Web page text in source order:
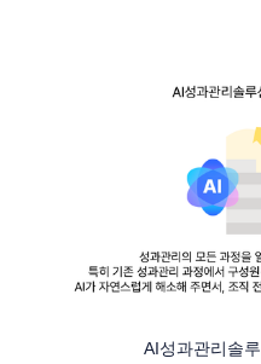
AI성과관리솔